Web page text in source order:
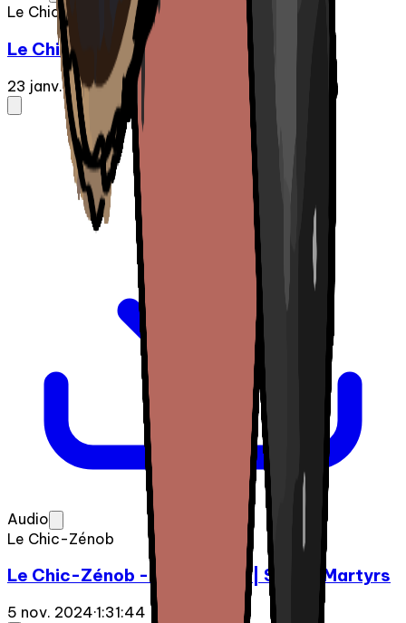
Le Chic-Zénob
Le Chic-Zénob - Épisode 04 | Faon
23 janv. 2025·1:03:55
Audio
Le Chic-Zénob
Le Chic-Zénob - Épisode 02 | Saints Martyrs
5 nov. 2024·1:31:44